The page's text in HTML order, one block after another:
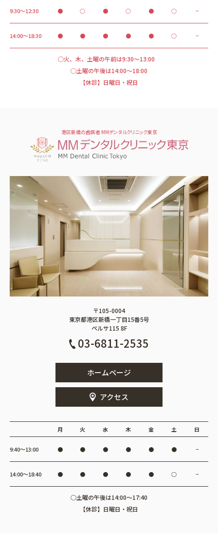
9:30～12:30 ● ○ ● ○ ● ○ −
14:00～18:30 ● ● ● ● ● ○ −
○火、木、土曜の午前は9:30～13:00
○土曜の午後は14:00～18:00
【休診】日曜日・祝日
港区新橋の歯医者 MMデンタルクリニック東京
〒105-0004
東京都港区新橋一丁目15番5号
ペルサ115 8F
03-6811-2535
ホームページ
アクセス
月 火 水 木 金 土 日
9:40〜13:00 ● ● ● ● ● ● −
14:00〜18:40 ● ● ● ● ● ○ −
○土曜の午後は14:00～17:40
【休診】日曜日・祝日